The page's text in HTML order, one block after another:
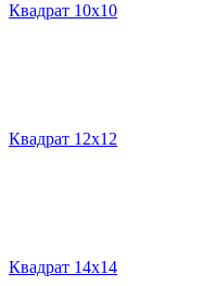
Квадрат 10х10
Квадрат 12х12
Квадрат 14х14